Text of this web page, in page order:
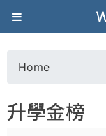
葳
格
高
o
Home
升學金榜